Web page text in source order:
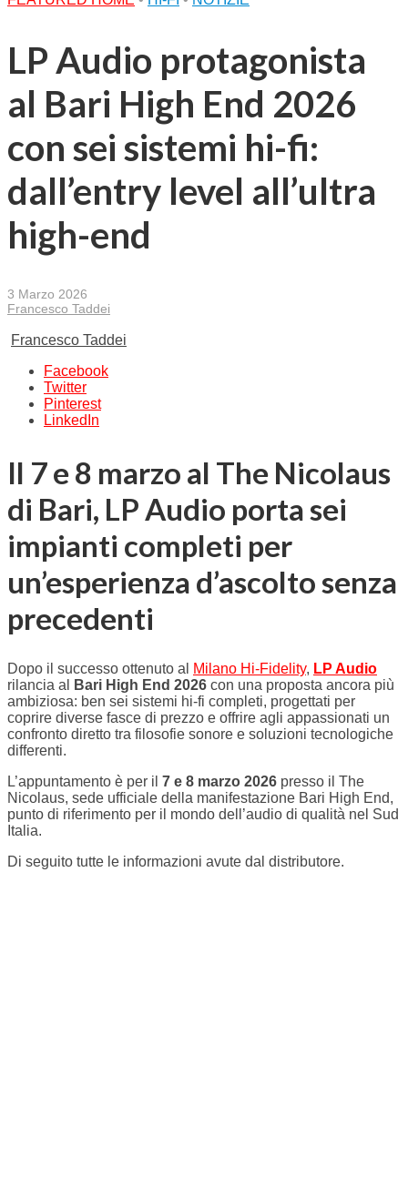
LP Audio protagonista
al Bari High End 2026
con sei sistemi hi-fi:
dall’entry level all’ultra
high-end
3 Marzo 2026
Francesco Taddei
Francesco Taddei
Facebook
Twitter
Pinterest
LinkedIn
Il 7 e 8 marzo al The Nicolaus
di Bari, LP Audio porta sei
impianti completi per
un’esperienza d’ascolto senza
precedenti
Dopo il successo ottenuto al Milano Hi-Fidelity, LP Audio
rilancia al
Bari High End 2026 con una proposta ancora più
ambiziosa: ben sei sistemi hi-fi completi, progettati per
coprire diverse fasce di prezzo e offrire agli appassionati un
confronto diretto tra filosofie sonore e soluzioni tecnologiche
differenti.
L’appuntamento è per il 7 e 8 marzo 2026 presso il The
Nicolaus, sede ufficiale della manifestazione Bari High End,
punto di riferimento per il mondo dell’audio di qualità nel Sud
Italia.
Di seguito tutte le informazioni avute dal distributore.